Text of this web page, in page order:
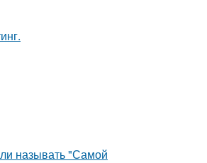
называть "Самой